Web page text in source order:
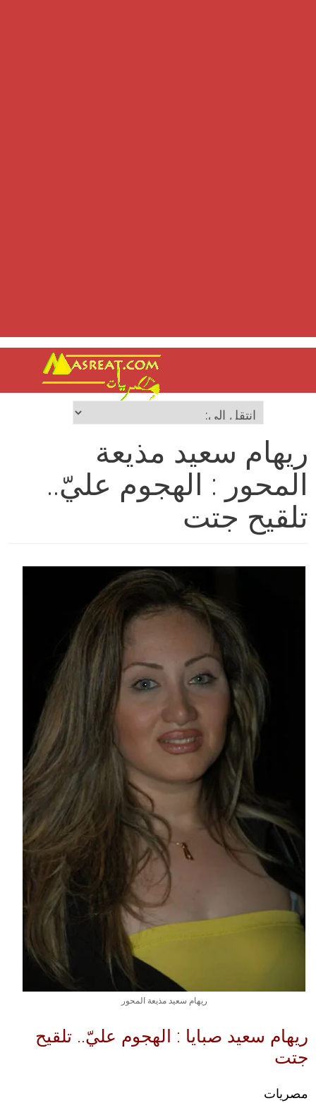
ريهام سعيد مذيعة
المحور : الهجوم عليّ..
تلقيح جتت
ريهام سعيد مذيعة المحور
ريهام سعيد صبايا : الهجوم عليّ.. تلقيح
جتت
مصريات